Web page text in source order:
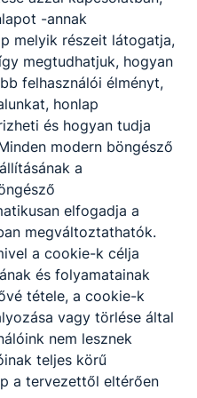
teli
iskolánk
a
Centrum
-annak
melyik részeit látogatja,
megtudhatjuk, hogyan
felhasználói élményt,
honlap
és hogyan tudja
modern böngésző
a
elfogadja a
megváltoztathatók.
a cookie-k célja
és folyamatainak
tétele, a cookie-k
vagy törlése által
nem lesznek
teljes körű
a tervezettől eltérően